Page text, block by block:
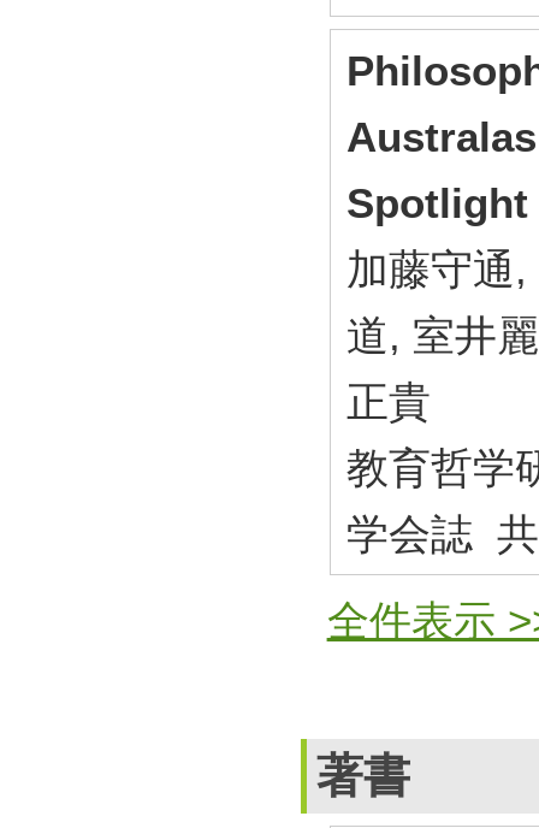
Spotlight
加藤守通
道, 室井
正貴
教育哲
学会誌
全件表示
著書